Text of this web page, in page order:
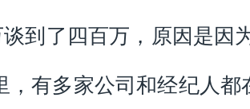
到了四百万，原因是因
，有多家公司和经纪人都